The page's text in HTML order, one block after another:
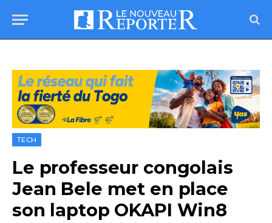
TECH
Le professeur congolais
Jean Bele met en place
son laptop OKAPI Win8